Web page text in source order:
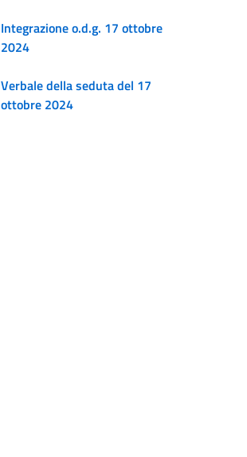
Integrazione o.d.g. 17 ottobre
2024
Verbale della seduta del 17
ottobre 2024